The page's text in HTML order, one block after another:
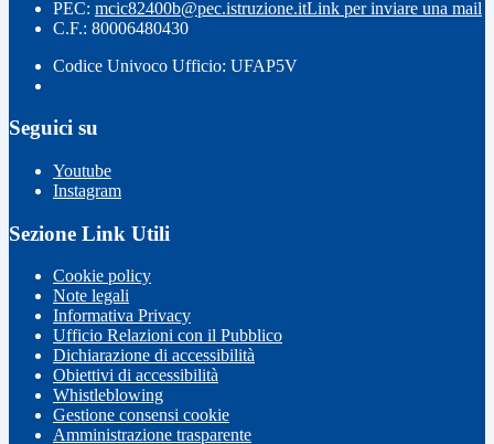
PEC: mcic82400b@pec.istruzione.itLink per inviare una mail
C.F.: 80006480430
Codice Univoco Ufficio: UFAP5V
Seguici su
Youtube
Instagram
Sezione Link Utili
Cookie policy
Note legali
Informativa Privacy
Ufficio Relazioni con il Pubblico
Dichiarazione di accessibilità
Obiettivi di accessibilità
Whistleblowing
Gestione consensi cookie
Amministrazione trasparente